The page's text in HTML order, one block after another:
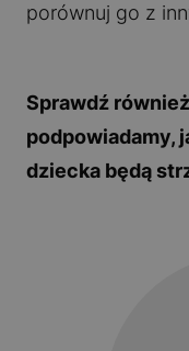
porównuj go z
Sprawdź
podpowiadamy,
dziecka będą